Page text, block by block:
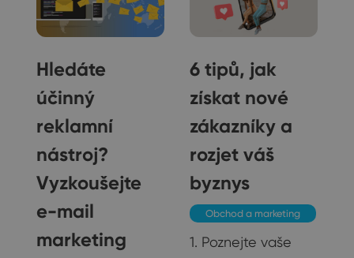
Hledáte
účinný
reklamní
nástroj?
Vyzkoušejte
e-mail
marketing
6 tipů, jak
získat nové
zákazníky a
rozjet váš
byznys
Obchod a marketing
1. Poznejte vaše